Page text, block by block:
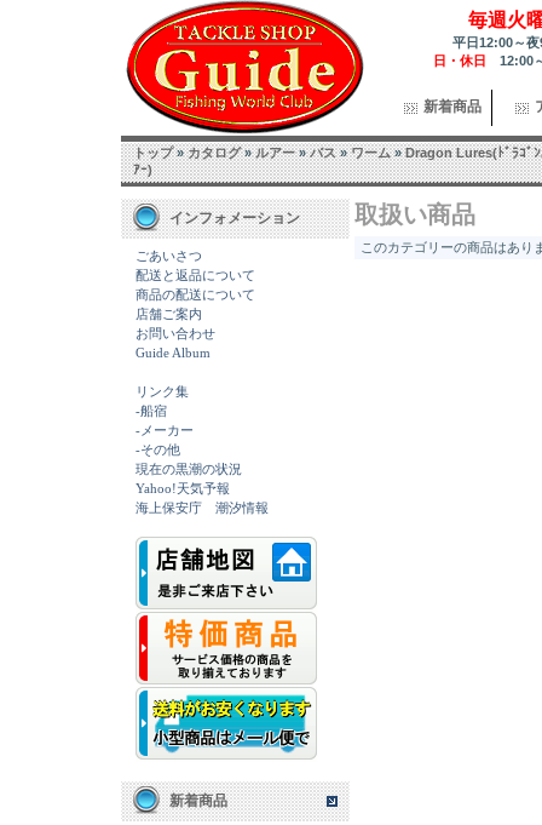
毎週火
平日12:00～
日・休日 12:00
新着商品
トップ»カタログ»ルアー»バス»ワーム»Dragon Lures(ﾄﾞﾗｺﾞ
ｱｰ)
インフォメーション
ごあいさつ
配送と返品について
商品の配送について
店舗ご案内
お問い合わせ
Guide Album
リンク集
-船宿
-メーカー
-その他
現在の黒潮の状況
Yahoo!天気予報
海上保安庁 潮汐情報
新着商品
取扱い商品
このカテゴリーの商品はあり